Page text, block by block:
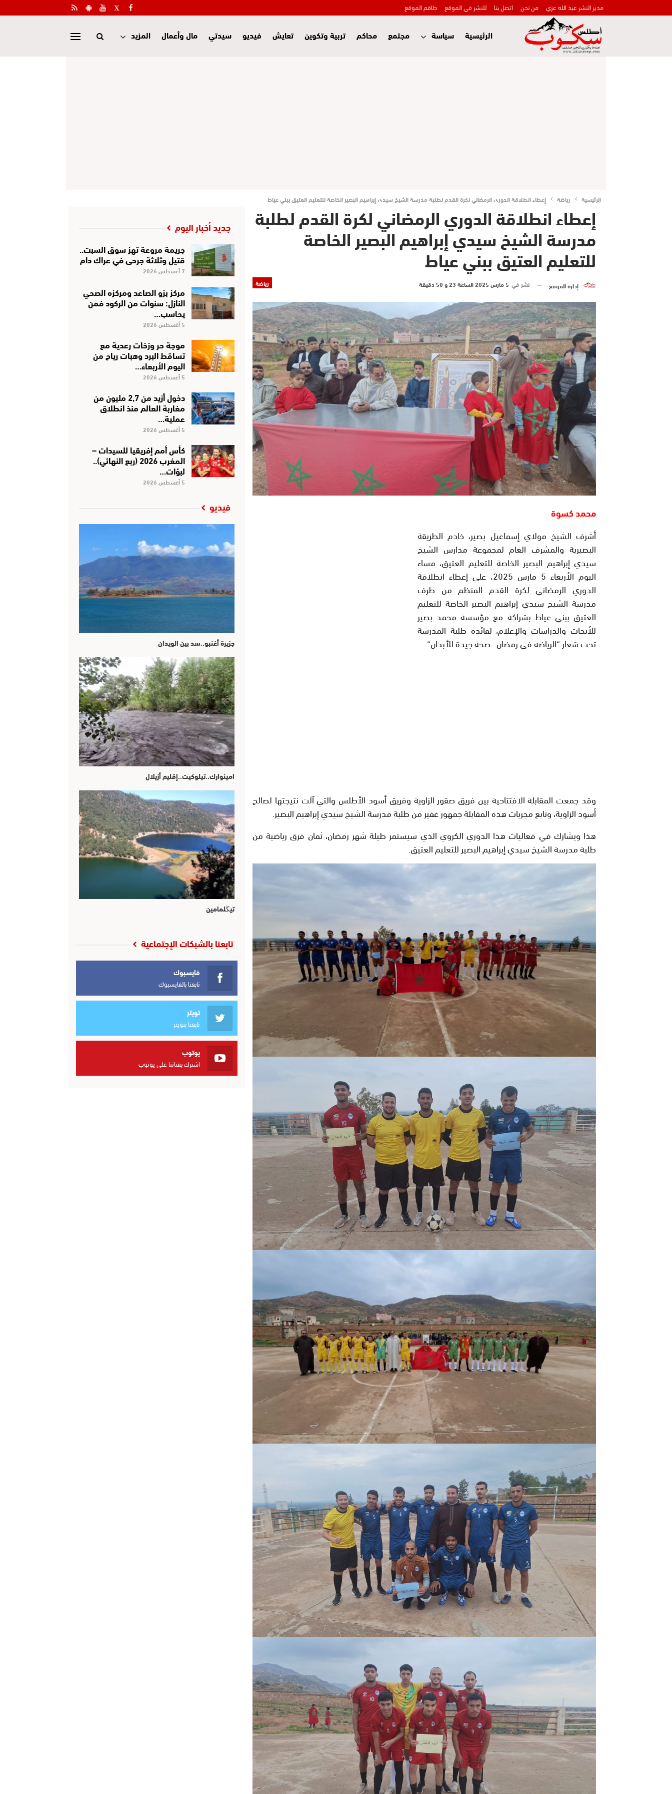
مدير النشر عبد الله عزي من نحن اتصل بنا للنشر في الموقع طاقم الموقع
الرئيسية سياسة مجتمع محاكم تربية وتكوين تعايش فيديو سيدتي مال وأعمال المزيد
الرئيسية رياضة إعطاء انطلاقة الدوري الرمضاني لكرة القدم لطلبة مدرسة الشيخ سيدي إبراهيم البصير الخاصة للتعليم العتيق ببني عياط
إعطاء انطلاقة الدوري الرمضاني لكرة القدم لطلبة
مدرسة الشيخ سيدي إبراهيم البصير الخاصة
للتعليم العتيق ببني عياط
رياضة إدارة الموقع نشر في 5 مارس 2025 الساعة 23 و 50 دقيقة
محمد كسوة
أشرف الشيخ مولاي إسماعيل بصير، خادم الطريقة
البصيرية والمشرف العام لمجموعة مدارس الشيخ
سيدي إبراهيم البصير الخاصة للتعليم العتيق، مساء
اليوم الأربعاء 5 مارس 2025، على إعطاء انطلاقة
الدوري الرمضاني لكرة القدم المنظم من طرف
مدرسة الشيخ سيدي إبراهيم البصير الخاصة للتعليم
العتيق ببني عياط بشراكة مع مؤسسة محمد بصير
للأبحاث والدراسات والإعلام، لفائدة طلبة المدرسة
تحت شعار “الرياضة في رمضان.. صحة جيدة للأبدان“.
وقد جمعت المقابلة الافتتاحية بين فريق صقور الزاوية وفريق أسود الأطلس والتي آلت نتيجتها لصالح
أسود الزاوية، وتابع مجريات هذه المقابلة جمهور غفير من طلبة مدرسة الشيخ سيدي إبراهيم البصير.
هذا ويشارك في فعاليات هذا الدوري الكروي الذي سيستمر طيلة شهر رمضان، ثمان فرق رياضية من
طلبة مدرسة الشيخ سيدي إبراهيم البصير للتعليم العتيق.
جديد أخبار اليوم
جريمة مروعة تهز سوق السبت..
قتيل وثلاثة جرحى في عراك دام
7 أغسطس 2026
مركز بزو الصاعد ومركزه الصحي
النازل: سنوات من الركود فمن
يحاسب…
5 أغسطس 2026
موجة حر وزخات رعدية مع
تساقط البرد وهبات رياح من
اليوم الأربعاء…
5 أغسطس 2026
دخول أزيد من 2,7 مليون من
مغاربة العالم منذ انطلاق
عملية…
5 أغسطس 2026
كأس أمم إفريقيا للسيدات –
المغرب 2026 (ربع النهائي)..
لبؤات…
5 أغسطس 2026
فيديو
جزيرة أغنبو..سد بين الويدان
امينوارك..تيلوكيت..إقليم أزيلال
تيڭلمامين
تابعنا بالشبكات الإجتماعية
فايسبوك
تابعنا بالفايسبوك
تويتر
تابعنا بتويتر
يوتوب
اشترك بقناتنا على يوتوب